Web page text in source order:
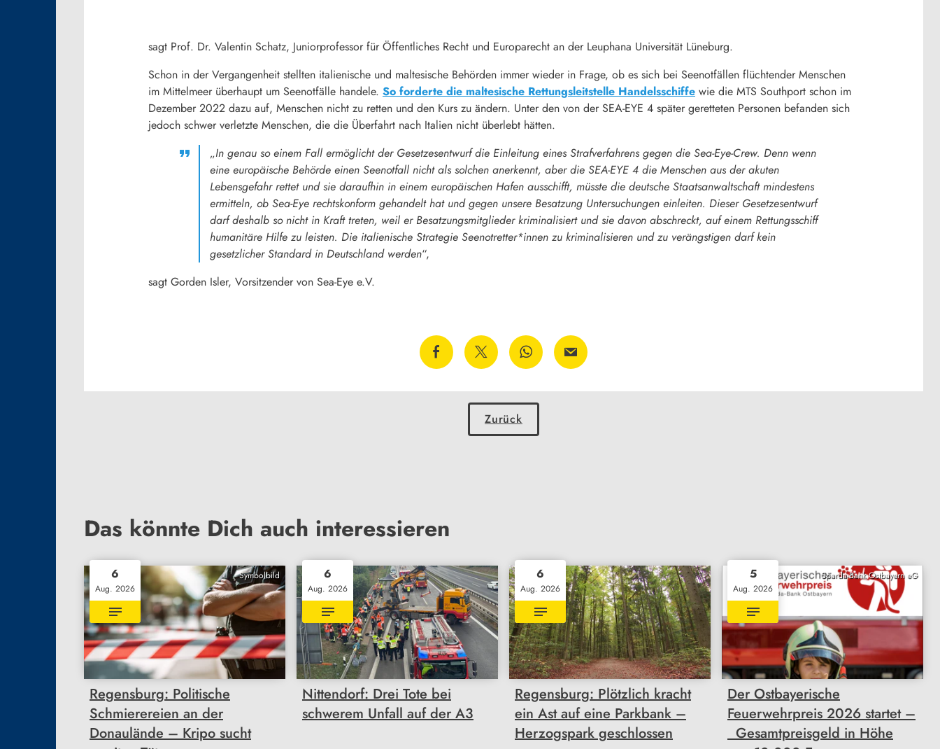
sagt Prof. Dr. Valentin Schatz, Juniorprofessor für Öffentliches Recht und Europarecht an der Leuphana Universität Lüneburg.
Schon in der Vergangenheit stellten italienische und maltesische Behörden immer wieder in Frage, ob es sich bei Seenotfällen flüchtender Menschen
im Mittelmeer überhaupt um Seenotfälle handele. So forderte die maltesische Rettungsleitstelle Handelsschiffe wie die MTS Southport schon im
Dezember 2022 dazu auf, Menschen nicht zu retten und den Kurs zu ändern. Unter den von der SEA-EYE 4 später geretteten Personen befanden sich
jedoch schwer verletzte Menschen, die die Überfahrt nach Italien nicht überlebt hätten.
„In genau so einem Fall ermöglicht der Gesetzesentwurf die Einleitung eines Strafverfahrens gegen die Sea-Eye-Crew. Denn wenn
eine europäische Behörde einen Seenotfall nicht als solchen anerkennt, aber die SEA-EYE 4 die Menschen aus der akuten
Lebensgefahr rettet und sie daraufhin in einem europäischen Hafen ausschifft, müsste die deutsche Staatsanwaltschaft mindestens
ermitteln, ob Sea-Eye rechtskonform gehandelt hat und gegen unsere Besatzung Untersuchungen einleiten. Dieser Gesetzesentwurf
darf deshalb so nicht in Kraft treten, weil er Besatzungsmitglieder kriminalisiert und sie davon abschreckt, auf einem Rettungsschiff
humanitäre Hilfe zu leisten. Die italienische Strategie Seenotretter*innen zu kriminalisieren und zu verängstigen darf kein
gesetzlicher Standard in Deutschland werden“,
sagt Gorden Isler, Vorsitzender von Sea-Eye e.V.
Zurück
Das könnte Dich auch interessieren
Symbolbild
6
Aug. 2026
Regensburg: Politische
Schmierereien an der
Donaulände – Kripo sucht
6
Aug. 2026
Nittendorf: Drei Tote bei
schwerem Unfall auf der A3
6
Aug. 2026
Regensburg: Plötzlich kracht
ein Ast auf eine Parkbank –
Herzogspark geschlossen
Sparda-Bank Ostbayern eG
5
Aug. 2026
Der Ostbayerische
Feuerwehrpreis 2026 startet –
Gesamtpreisgeld in Höhe